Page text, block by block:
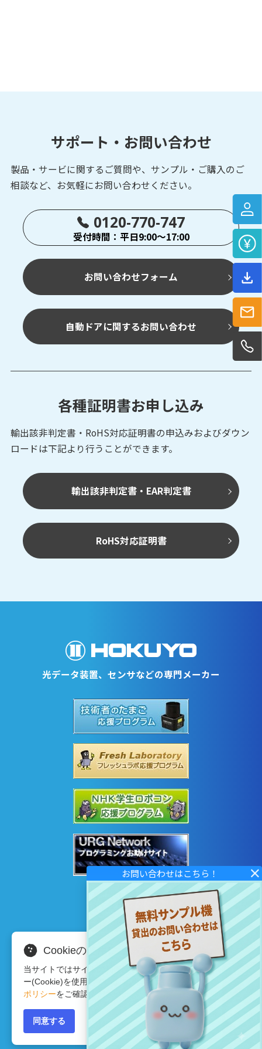
光データ伝送装置 各種オープンネ
サポート・お問い合わせ
製品・サービに関するご質問や、サンプル・ご購入の ご
相談など、お気軽にお問い合わせください。
0120-770-747
受付時間：平日9:00～17:00
お問い合わせフォーム
自動ドアに関するお問い合わせ
各種証明書お申し込み
輸出該非判定書・RoHS対応証明書の申込みおよびダウン
ロードは下記より行うことができます。
輸出該非判定書・EAR判定書
RoHS対応証明書
光データ装置、センサなどの専門メーカー
Copyright © 2020 HOKUYO AUTOMATIC CO.LTD
All Rights Reserved.
Cookieの使用について
当サイトではサイトの利便性向上のため、クッキ
ー(Cookie)を使用しています。詳細は
プライバシー
ポリシーをご確認ください。
同意する